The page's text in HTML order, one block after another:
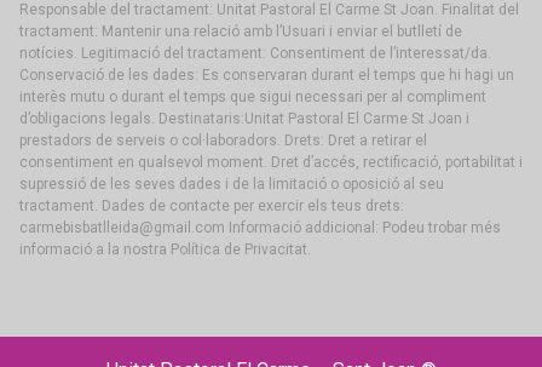
Responsable del tractament: Unitat Pastoral El Carme St Joan. Finalitat del
tractament: Mantenir una relació amb l’Usuari i enviar el butlletí de
notícies. Legitimació del tractament: Consentiment de l’interessat/da.
Conservació de les dades: Es conservaran durant el temps que hi hagi un
interès mutu o durant el temps que sigui necessari per al compliment
d’obligacions legals. Destinataris:Unitat Pastoral El Carme St Joan i
prestadors de serveis o col·laboradors. Drets: Dret a retirar el
consentiment en qualsevol moment. Dret d’accés, rectificació, portabilitat i
supressió de les seves dades i de la limitació o oposició al seu
tractament. Dades de contacte per exercir els teus drets:
carmebisbatlleida@gmail.com Informació addicional: Podeu trobar més
informació a la nostra Política de Privacitat.